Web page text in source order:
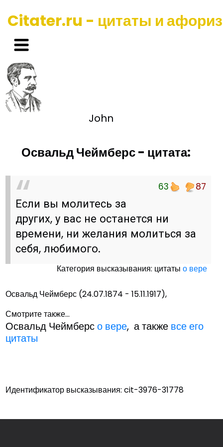
Citater.ru - цитаты и
John
Освальд Чеймберс - цитата:
63 87
Если вы молитесь за
других, у вас не останется ни
времени, ни желания молиться за
себя, любимого.
Категория высказывания: цитатыо вере
Освальд Чеймберс (24.07.1874 - 15.11.1917),
Смотрите также...
Освальд Чеймберсо вере, а также все его
цитаты
Идентификатор высказывания: cit-3976-31778